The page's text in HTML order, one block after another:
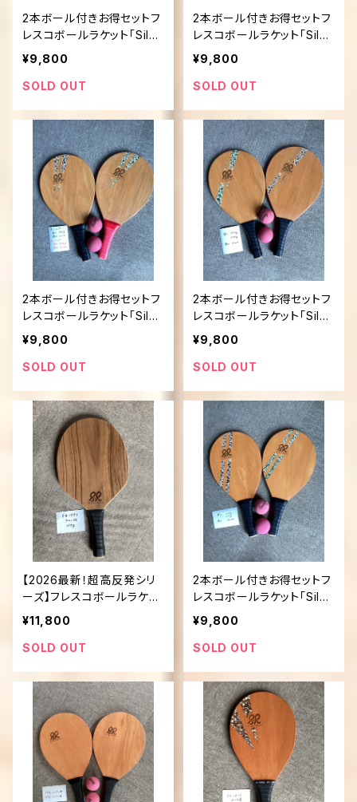
2本ボール付きお得セットフ
レスコボールラケット「Silen
t Rally」
¥9,800
SOLD OUT
2本ボール付きお得セットフ
レスコボールラケット「Silen
t Rally」
¥9,800
SOLD OUT
2本ボール付きお得セットフ
レスコボールラケット「Silen
t Rally」
¥9,800
SOLD OUT
2本ボール付きお得セットフ
レスコボールラケット「Silen
t Rally」
¥9,800
SOLD OUT
【2026最新！超高反発シリ
ーズ】フレスコボールラケッ
ト「Silent Rally」
¥11,800
SOLD OUT
2本ボール付きお得セットフ
レスコボールラケット「Silen
t Rally」
¥9,800
SOLD OUT